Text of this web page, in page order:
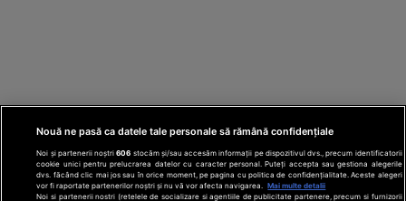
Nouă ne pasă ca datele tale personale să rămână confidențiale
Noi și partenerii noștri606 stocăm și/sau accesăm informații pe dispozitivul dvs., precum identificatorii
cookie unici pentru prelucrarea datelor cu caracter personal. Puteți accepta sau gestiona alegerile
dvs. făcând clic mai jos sau în orice moment, pe pagina cu politica de confidențialitate. Aceste alegeri
vor fi raportate partenerilor noștri și nu vă vor afecta navigarea.
Mai multe detalii
Noi si partenerii nostri (retelele de socializare si agentiile de publicitate partenere, precum si furnizorii